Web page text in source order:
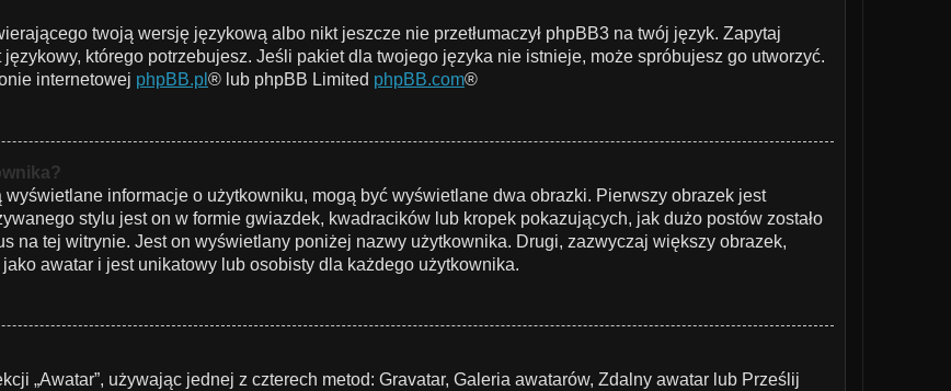
twoją wersję językową albo nikt jeszcze nie przetłumaczył phpBB3 na twój język. Zapytaj
którego potrzebujesz. Jeśli pakiet dla twojego języka nie istnieje, może spróbujesz go utworzyć.
internetowej phpBB.pl ® lub phpBB Limited phpBB.com®
informacje o użytkowniku, mogą być wyświetlane dwa obrazki. Pierwszy obrazek jest
stylu jest on w formie gwiazdek, kwadracików lub kropek pokazujących, jak dużo postów zostało
na tej witrynie. Jest on wyświetlany poniżej nazwy użytkownika. Drugi, zazwyczaj większy obrazek,
awatar i jest unikatowy lub osobisty dla każdego użytkownika.
„Awatar”, używając jednej z czterech metod: Gravatar, Galeria awatarów, Zdalny awatar lub Prześlij